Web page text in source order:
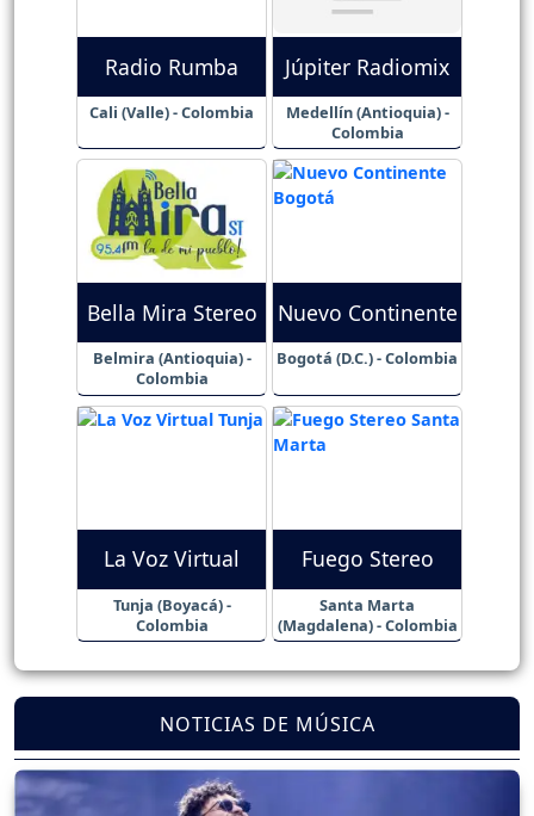
Radio Rumba
Cali (Valle) - Colombia
Júpiter Radiomix
Medellín (Antioquia) -
Colombia
Bella Mira Stereo
Belmira (Antioquia) -
Colombia
Nuevo Continente
Bogotá (D.C.) - Colombia
La Voz Virtual
Tunja (Boyacá) -
Colombia
Fuego Stereo
Santa Marta
(Magdalena) - Colombia
NOTICIAS DE MÚSICA